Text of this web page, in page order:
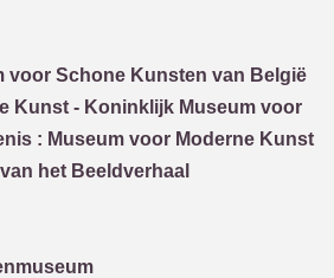
voor Schone Kunsten van België
Kunst - Koninklijk Museum voor
: Museum voor Moderne Kunst
het Beeldverhaal